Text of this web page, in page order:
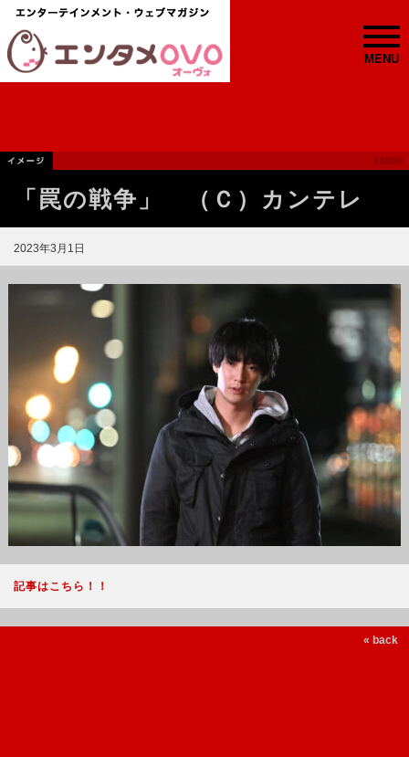
MENU
「罠の戦争」 （Ｃ）カンテレ
2023年3月1日
記事はこちら！！
« back